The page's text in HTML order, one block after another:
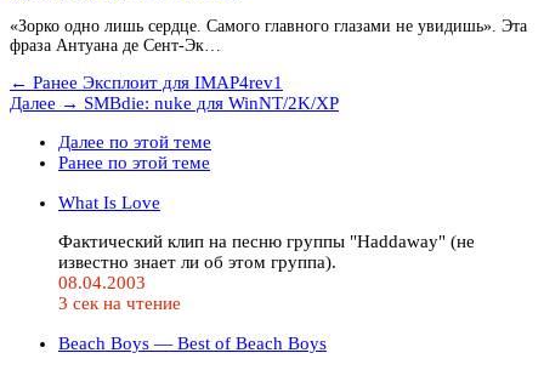
«Зорко одно лишь сердце. Самого главного глазами не увидишь». Эта
фраза Антуана де Сент-Эк…
← Ранее Эксплоит для IMAP4rev1
Далее → SMBdie: nuke для WinNT/2K/XP
Далее по этой теме
Ранее по этой теме
What Is Love
Фактический клип на песню группы "Haddaway" (не
известно знает ли об этом группа).
08.04.2003
3 сек на чтение
Beach Boys — Best of Beach Boys